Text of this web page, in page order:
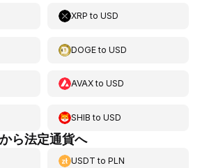
XRP toUSD
DOGEtoUSD
AVAXtoUSD
SHIB toUSD
ら法定通貨へ
USDT toPLN